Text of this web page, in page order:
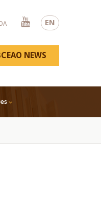
EN
Youtube
NEWS